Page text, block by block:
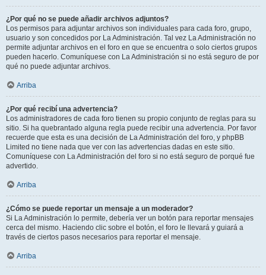
¿Por qué no se puede añadir archivos adjuntos?
Los permisos para adjuntar archivos son individuales para cada foro, grupo,
usuario y son concedidos por La Administración. Tal vez La Administración no
permite adjuntar archivos en el foro en que se encuentra o solo ciertos grupos
pueden hacerlo. Comuníquese con La Administración si no está seguro de por
qué no puede adjuntar archivos.
Arriba
¿Por qué recibí una advertencia?
Los administradores de cada foro tienen su propio conjunto de reglas para su
sitio. Si ha quebrantado alguna regla puede recibir una advertencia. Por favor
recuerde que esta es una decisión de La Administración del foro, y phpBB
Limited no tiene nada que ver con las advertencias dadas en este sitio.
Comuníquese con La Administración del foro si no está seguro de porqué fue
advertido.
Arriba
¿Cómo se puede reportar un mensaje a un moderador?
Si La Administración lo permite, debería ver un botón para reportar mensajes
cerca del mismo. Haciendo clic sobre el botón, el foro le llevará y guiará a
través de ciertos pasos necesarios para reportar el mensaje.
Arriba